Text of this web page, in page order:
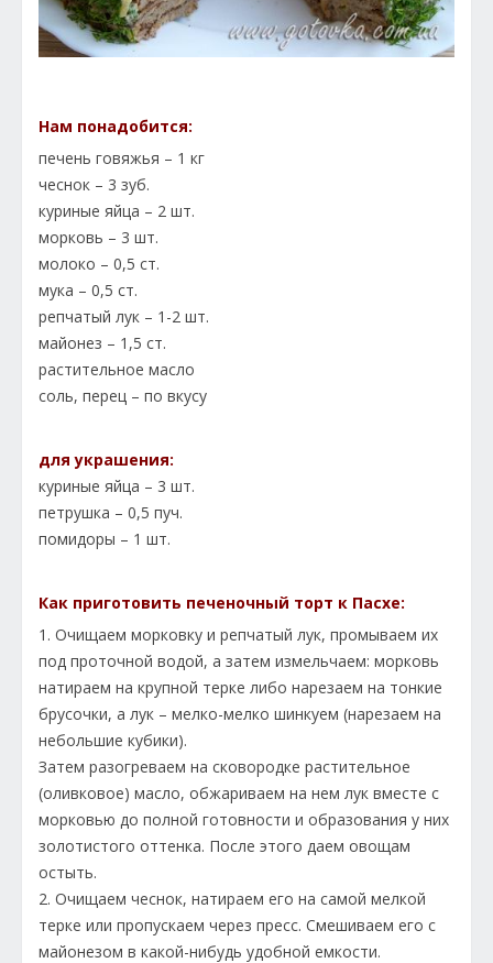
Нам понадобится:
печень говяжья – 1 кг
чеснок – 3 зуб.
куриные яйца – 2 шт.
морковь – 3 шт.
молоко – 0,5 ст.
мука – 0,5 ст.
репчатый лук – 1-2 шт.
майонез – 1,5 ст.
растительное масло
соль, перец – по вкусу
для украшения:
куриные яйца – 3 шт.
петрушка – 0,5 пуч.
помидоры – 1 шт.
Как приготовить печеночный торт к Пасхе:
1. Очищаем морковку и репчатый лук, промываем их
под проточной водой, а затем измельчаем: морковь
натираем на крупной терке либо нарезаем на тонкие
брусочки, а лук – мелко-мелко шинкуем (нарезаем на
небольшие кубики).
Затем разогреваем на сковородке растительное
(оливковое) масло, обжариваем на нем лук вместе с
морковью до полной готовности и образования у них
золотистого оттенка. После этого даем овощам
остыть.
2. Очищаем чеснок, натираем его на самой мелкой
терке или пропускаем через пресс. Смешиваем его с
майонезом в какой-нибудь удобной емкости.